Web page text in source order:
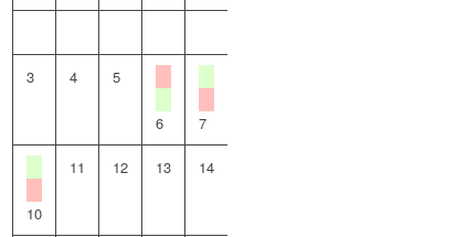
3 4 5
6 7
10
11 12 13 14